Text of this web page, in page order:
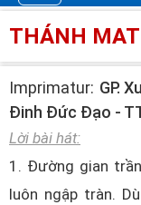
THÁNH
Imprimatur: GP.
Đinh Đức Đạo -
Lời bài hát:
1. Đường gian
luôn ngập tràn.